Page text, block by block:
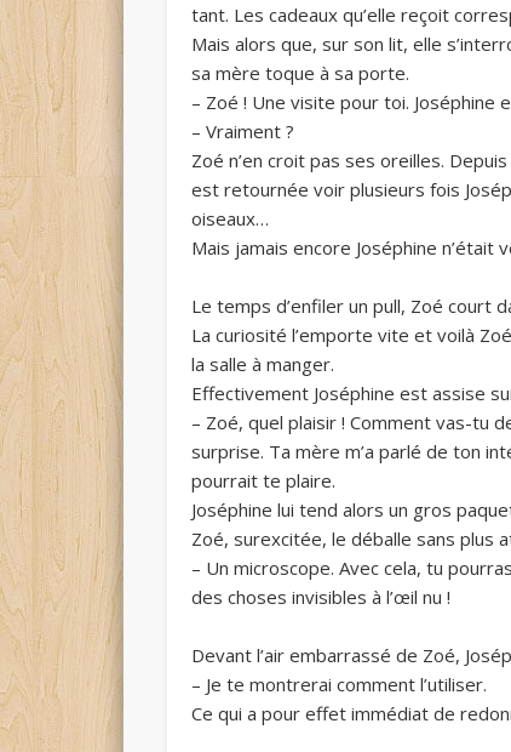
tant. Les cadeaux qu’elle reçoit
Mais alors que, sur son lit, elle
sa mère toque à sa porte.
– Zoé ! Une visite pour toi. Joséphine
– Vraiment ?
Zoé n’en croit pas ses oreilles.
est retournée voir plusieurs fois
oiseaux…
Mais jamais encore Joséphine n’était
Le temps d’enfiler un pull, Zoé court
La curiosité l’emporte vite et voilà
la salle à manger.
Effectivement Joséphine est assise
– Zoé, quel plaisir ! Comment vas-tu
surprise. Ta mère m’a parlé de ton
pourrait te plaire.
Joséphine lui tend alors un gros
Zoé, surexcitée, le déballe sans plus
– Un microscope. Avec cela, tu
des choses invisibles à l’œil nu !
Devant l’air embarrassé de Zoé,
– Je te montrerai comment l’utiliser.
Ce qui a pour effet immédiat de